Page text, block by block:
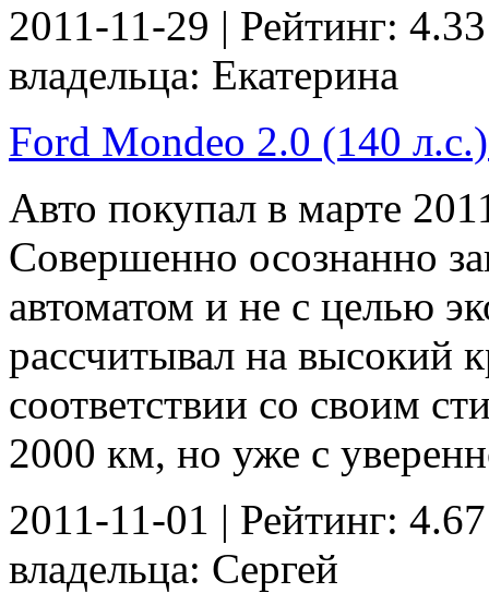
2011-11-29 | Рейтинг:
владельца: Екатерина
Ford Mondeo 2.0 (140
Авто покупал в марте
Совершенно осознанно
автоматом и не с целью
рассчитывал на высокий
соответствии со своим
2000 км, но уже с
2011-11-01 | Рейтинг:
владельца: Сергей